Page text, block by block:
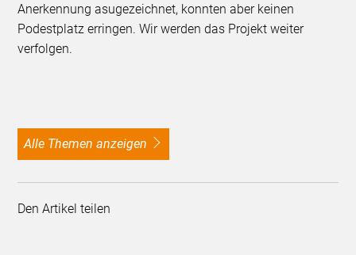
Anerkennung asugezeichnet, konnten aber keinen
Podestplatz erringen. Wir werden das Projekt weiter
verfolgen.
alle Themen anzeigen
Den Artikel teilen